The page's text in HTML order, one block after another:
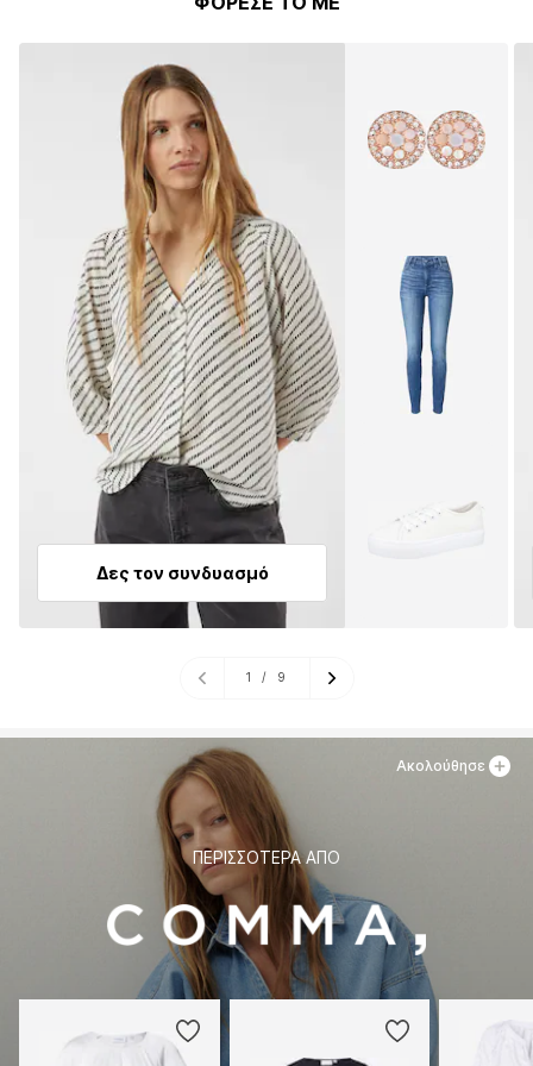
Δες τον συνδυασμό
1 / 9
ΠΕΡΙΣΣΌΤΕΡΑ ΑΠΌ
Ακολούθησε